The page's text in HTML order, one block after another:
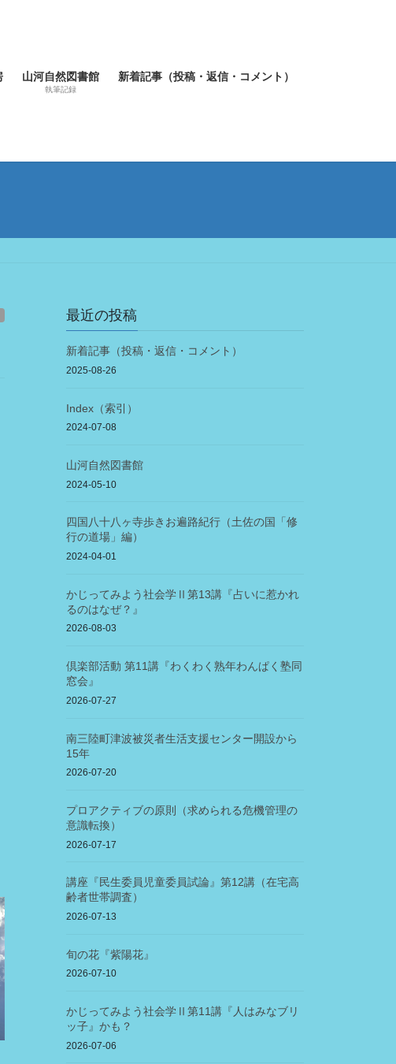
山河自然図書館
執筆記録
新着記事（投稿・返信・コメント）
最近の投稿
新着記事（投稿・返信・コメント）
2025-08-26
Index（索引）
2024-07-08
山河自然図書館
2024-05-10
四国八十八ヶ寺歩きお遍路紀行（土佐の国「修
行の道場」編）
2024-04-01
かじってみよう社会学Ⅱ第13講『占いに惹かれ
るのはなぜ？』
2026-08-03
倶楽部活動 第11講『わくわく熟年わんぱく塾同
窓会』
2026-07-27
南三陸町津波被災者生活支援センター開設から
15年
2026-07-20
プロアクティブの原則（求められる危機管理の
意識転換）
2026-07-17
講座『民生委員児童委員試論』第12講（在宅高
齢者世帯調査）
2026-07-13
旬の花『紫陽花』
2026-07-10
かじってみよう社会学Ⅱ第11講『人はみなブリ
ッ子』かも？
2026-07-06